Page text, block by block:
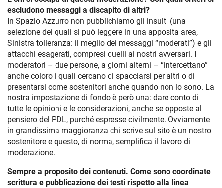
escludono messaggi a discapito di altri?
In Spazio Azzurro non pubblichiamo gli insulti (una
selezione dei quali si può leggere in una apposita area,
Sinistra tolleranza: il meglio dei messaggi “moderati”) e gli
attacchi esagerati, compresi quelli ai nostri avversari. I
moderatori – due persone, a giorni alterni – “intercettano”
anche coloro i quali cercano di spacciarsi per altri o di
presentarsi come sostenitori anche quando non lo sono. La
nostra impostazione di fondo è però una: dare conto di
tutte le opinioni e le considerazioni, anche se opposte al
pensiero del PDL, purché espresse civilmente. Ovviamente
in grandissima maggioranza chi scrive sul sito è un nostro
sostenitore e questo, di norma, semplifica il lavoro di
moderazione.
Sempre a proposito dei contenuti. Come sono coordinate
scrittura e pubblicazione dei testi rispetto alla linea